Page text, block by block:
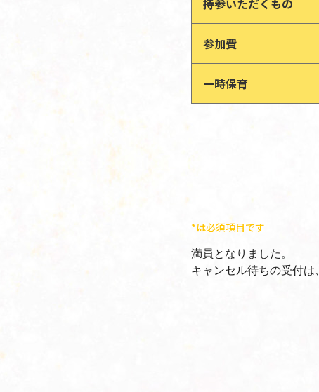
持参いただくもの
参加費
一時保育
*は必須項目です
満員となりました。
キャンセル待ちの受付は、